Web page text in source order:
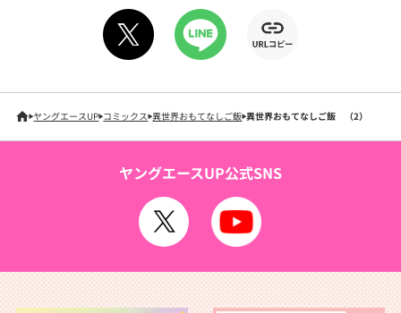
ヤングエースUP コミックス 異世界おもてなしご飯 異世界おもてなしご飯 （2）
ヤングエースUP公式SNS